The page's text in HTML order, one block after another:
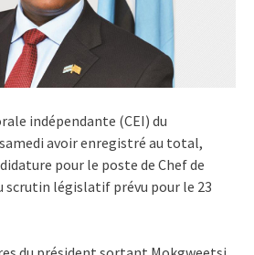
indépendante (CEI) du
avoir enregistré au total,
pour le poste de Chef de
scrutin législatif prévu pour le 23